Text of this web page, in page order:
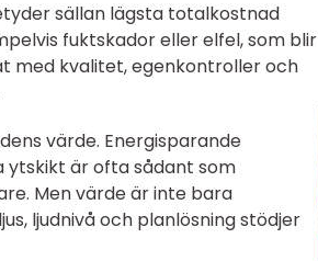
sällan lägsta totalkostnad
fuktskador eller elfel, som blir
med kvalitet, egenkontroller och
värde. Energisparande
ytskikt är ofta sådant som
Men värde är inte bara
ljudnivå och planlösning stödjer